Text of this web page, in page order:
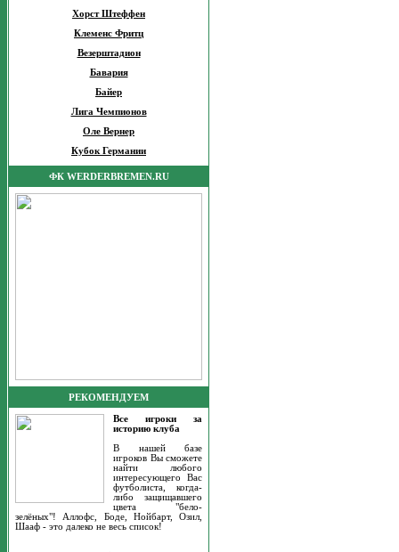
Хорст Штеффен
Клеменс Фритц
Везерштадион
Бавария
Байер
Лига Чемпионов
Оле Вернер
Кубок Германии
ФК WERDERBREMEN.RU
РЕКОМЕНДУЕМ
Все игроки за
историю клуба
В нашей базе
игроков Вы сможете
найти любого
интересующего Вас
футболиста, когда-
либо защищавшего
цвета "бело-
зелёных"! Аллофс, Боде, Нойбарт, Озил,
Шааф - это далеко не весь список!